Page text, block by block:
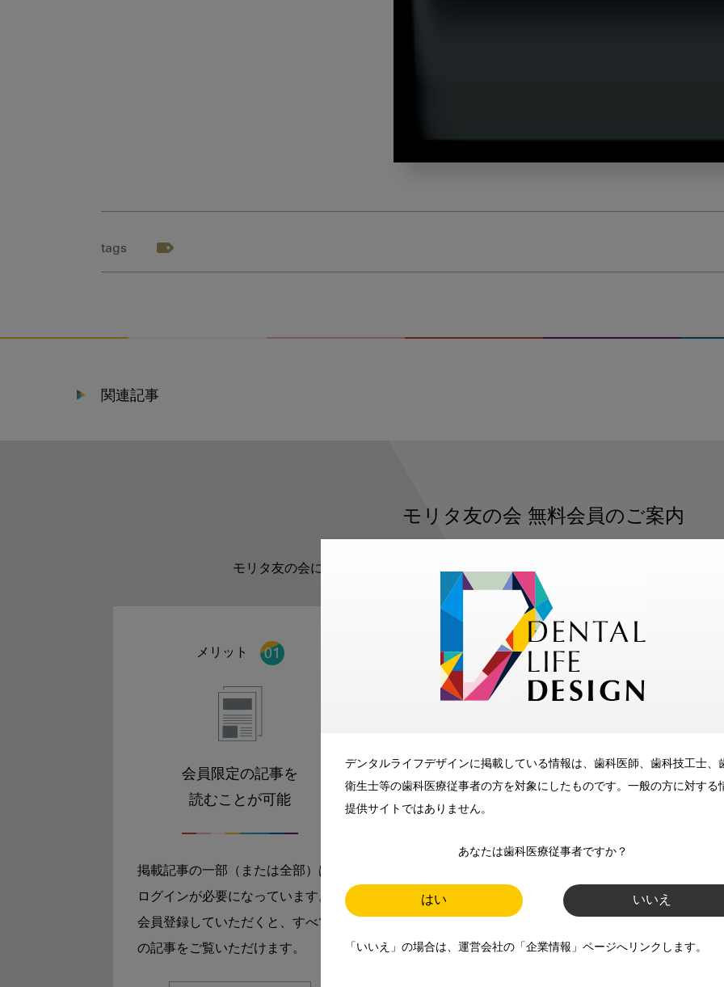
デンタルライフデザインに掲載している情報は、歯科医師、歯科技工士、
衛生士等の歯科医療従事者の方を対象にしたものです。一般の方に対する
提供サイトではありません。
あなたは歯科医療従事者ですか？
はい いいえ
「いいえ」の場合は、運営会社の「企業情報」ページへリンクします。
tags
関連記事
モリタ友の会 無料会員のご案内
モリタ友の会に登録いただくと、デンタルライフデザインをもっと便利にご利用い
メリット
会員限定の記事を
読むことが可能
掲載記事の一部（または全部）は
ログインが必要になっています。
会員登録していただくと、すべて
の記事をご覧いただけます。
メリット
メールマガジンでお届け
師、歯科衛生士、歯科技工士）に
お届けします。